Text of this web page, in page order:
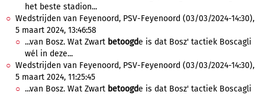
het beste stadion...
Wedstrijden van Feyenoord, PSV-Feyenoord (03/03/2024-14:30),
5 maart 2024, 13:46:58
...van Bosz. Wat Zwart betoogde is dat Bosz' tactiek Boscagli
wél in deze...
Wedstrijden van Feyenoord, PSV-Feyenoord (03/03/2024-14:30),
5 maart 2024, 11:25:45
...van Bosz. Wat Zwart betoogde is dat Bosz' tactiek Boscagli